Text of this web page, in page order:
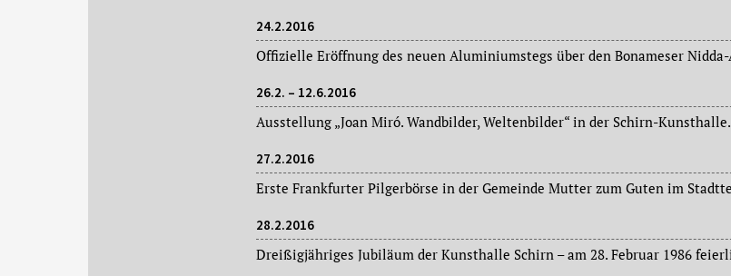
24.2.2016
26.2. – 12.6.2016
Ausstellung „Joan Miró. Wandbilder, Weltenbilder“ in der Schirn-Kunsthalle.
27.2.2016
28.2.2016